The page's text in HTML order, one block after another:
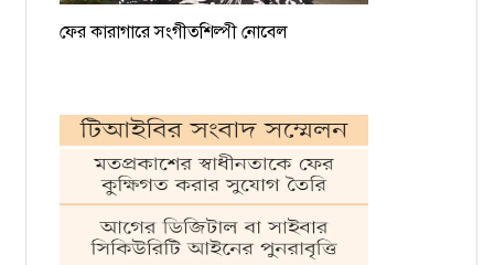
ফের কারাগারে সংগীতশিল্পী নোবেল